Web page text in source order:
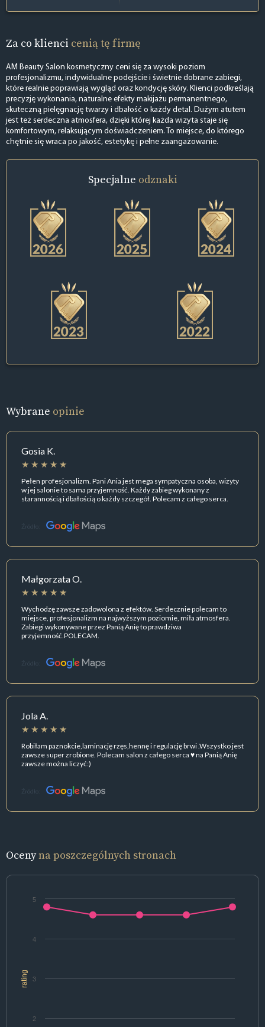
Za co klienci cenią tę firmę
AM Beauty Salon kosmetyczny ceni się za wysoki poziom
profesjonalizmu, indywidualne podejście i świetnie dobrane zabiegi,
które realnie poprawiają wygląd oraz kondycję skóry. Klienci podkreślają
precyzję wykonania, naturalne efekty makijażu permanentnego,
skuteczną pielęgnację twarzy i dbałość o każdy detal. Dużym atutem
jest też serdeczna atmosfera, dzięki której każda wizyta staje się
komfortowym, relaksującym doświadczeniem. To miejsce, do którego
chętnie się wraca po jakość, estetykę i pełne zaangażowanie.
Specjalne odznaki
Wybrane opinie
Gosia K.
Pełen profesjonalizm. Pani Ania jest mega sympatyczna osoba, wizyty
w jej salonie to sama przyjemność. Każdy zabieg wykonany z
starannością i dbałością o każdy szczegół. Polecam z całego serca.
Źródło:
Małgorzata O.
Wychodzę zawsze zadowolona z efektów. Serdecznie polecam to
miejsce, profesjonalizm na najwyższym poziomie, miła atmosfera.
Zabiegi wykonywane przez Panią Anię to prawdziwa
przyjemność.POLECAM.
Źródło:
Jola A.
Robiłam paznokcie,laminację rzęs,hennę i regulację brwi .Wszystko jest
zawsze super zrobione. Polecam salon z całego serca ♥️ na Panią Anię
zawsze można liczyć:)
Źródło:
Ocenyna poszczególnych stronach
rating
2
3
4
5